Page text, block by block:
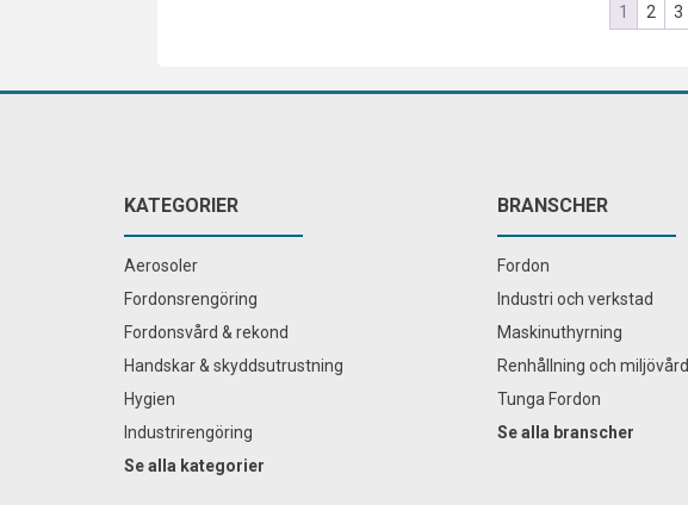
1 2 3
KATEGORIER
Aerosoler
Fordonsrengöring
Fordonsvård & rekond
Handskar & skyddsutrustning
Hygien
Industrirengöring
Se alla kategorier
BRANSCHER
Fordon
Industri och verkstad
Maskinuthyrning
Renhållning och miljövård
Tunga Fordon
Se alla branscher